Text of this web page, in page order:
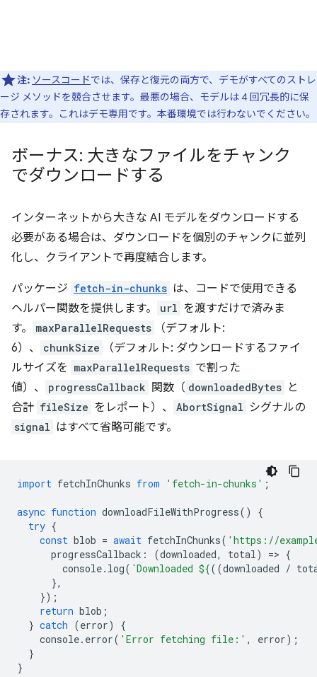
注: ソースコードでは、保存と復元の両方で、デモがすべてのストレ
ージ メソッドを競合させます。最悪の場合、モデルは 4 回冗長的に保
存されます。これはデモ専用です。本番環境では行わないでください。
ボーナス: 大きなファイルをチャンク
でダウンロードする
インターネットから大きな AI モデルをダウンロードする
必要がある場合は、ダウンロードを個別のチャンクに並列
化し、クライアントで再度結合します。
パッケージ fetch-in-chunks は、コードで使用できる
ヘルパー関数を提供します。
url を渡すだけで済みま
す。
maxParallelRequests
（デフォルト:
6）、
chunkSize
（デフォルト: ダウンロードするファイ
ルサイズを maxParallelRequests で割った
値）、
progressCallback 関数（ downloadedBytes と
合計 fileSize をレポート）、 AbortSignal シグナルの
signal はすべて省略可能です。
import fetchInChunks from 'fetch-in-chunks' ;
async function downloadFileWithProgress()
{
try {
const blob = await fetchInChunks( 'https://
progressCallback : (downloaded, total) => {
console. log( `Downloaded ${((downloaded /
},
});
return blob ;
} catch (error)
{
console. error( 'Error fetching file:' , error);
}
}